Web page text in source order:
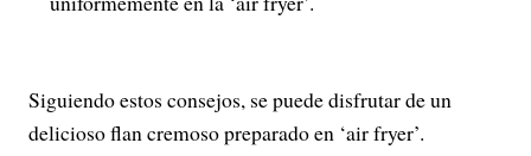
Siguiendo estos consejos, se puede disfrutar de un
delicioso flan cremoso preparado en ‘air fryer’.